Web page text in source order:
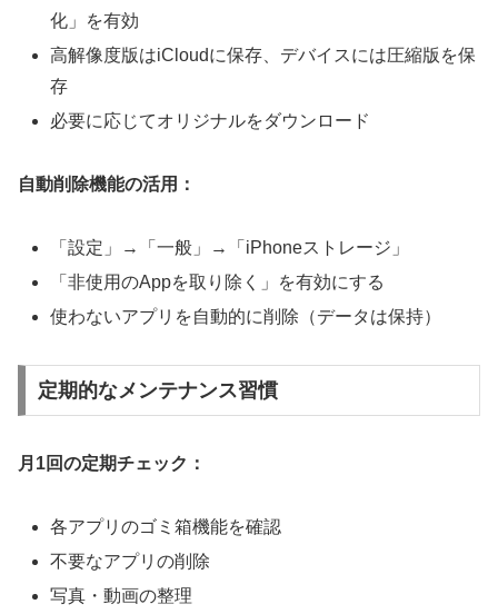
化」を有効
高解像度版はiCloudに保存、デバイスには圧縮版を保
存
必要に応じてオリジナルをダウンロード
自動削除機能の活用：
「設定」→「一般」→「iPhoneストレージ」
「非使用のAppを取り除く」を有効にする
使わないアプリを自動的に削除（データは保持）
定期的なメンテナンス習慣
月1回の定期チェック：
各アプリのゴミ箱機能を確認
不要なアプリの削除
写真・動画の整理